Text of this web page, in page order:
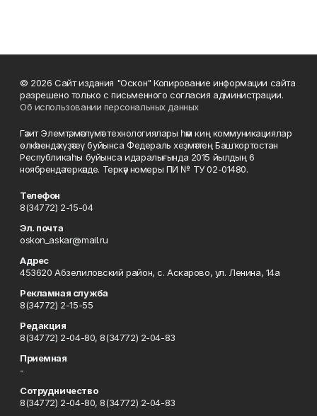
© 2026 Сайт издания "Оскон" Копирование информации сайта
разрешено только с письменного согласия администрации.
Об использовании персональных данных
Гәзит Элемтә, мәғлүмәт технологиялары һәм киң коммуникациялар
өлкәһендә күҙәтеү буйынса Федераль хеҙмәттең Башҡортостан
Республикаһы буйынса идаралығында 2015 йылдың 6
ноябрендә теркәлде. Теркәү номеры ПИ № ТУ 02-01480.
Телефон
8(34772) 2-15-04
Эл. почта
oskon_askar@mail.ru
Адрес
453620 Абзелиловский район, с. Аскарово, ул. Ленина, 14а
Рекламная служба
8(34772) 2-15-55
Редакция
8(34772) 2-04-80, 8(34772) 2-04-83
Приемная
-
Сотрудничество
8(34772) 2-04-80, 8(34772) 2-04-83